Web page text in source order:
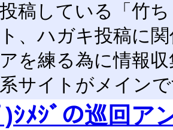
稿している「竹
、ハガキ投稿に
を練る為に情報
サイトがメイン
)ｼﾒｼﾞの巡回ア